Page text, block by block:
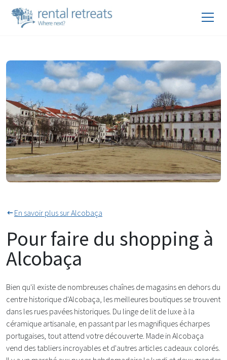
En savoir plus sur Alcobaça
Pour faire du shopping à
Alcobaça
Bien qu'il existe de nombreuses chaînes de magasins en dehors du
centre historique d'Alcobaça, les meilleures boutiques se trouvent
dans les rues pavées historiques. Du linge de lit de luxe à la
céramique artisanale, en passant par les magnifiques écharpes
portugaises, tout attend votre découverte. Made in Alcobaça
vend des tabliers incroyables et d'autres articles cadeaux colorés.